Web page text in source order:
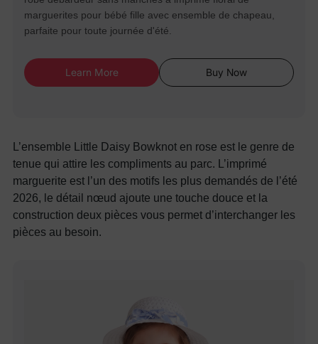
marguerites pour bébé fille avec ensemble de chapeau,
parfaite pour toute journée d'été.
Learn More Buy Now
L’ensemble Little Daisy Bowknot en rose est le genre de
tenue qui attire les compliments au parc. L’imprimé
marguerite est l’un des motifs les plus demandés de l’été
2026, le détail nœud ajoute une touche douce et la
construction deux pièces vous permet d’interchanger les
pièces au besoin.